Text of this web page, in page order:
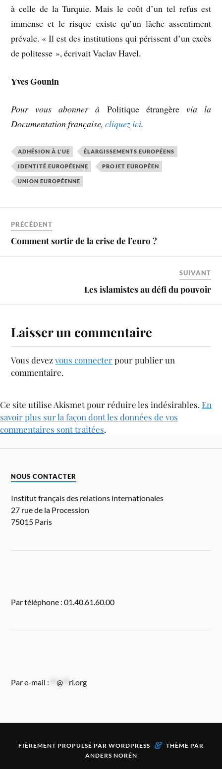
à celle de la Turquie. Mais le coût d’un tel refus est
immense et le risque existe qu’un lâche assentiment
prévale. « Il est des institutions qui périssent d’un excès
de politesse », écrivait Vaclav Havel.
Yves Gounin
Pour vous abonner à Politique étrangèrevia la
Documentation française,cliquez ici.
ADHÉSION À L'UE ÉLARGISSEMENTS EUROPÉENS
IDENTITÉ EUROPÉENNE PROJET EUROPÉEN
UNION EUROPÉENNE
PRÉCÉDENT
Comment sortir de la crise de l’euro ?
SUIVANT
Les islamistes au défi du pouvoir
Laisser un commentaire
Vous devezvous connecterpour publier un
commentaire.
Ce site utilise Akismet pour réduire les indésirables. En
savoir plus sur la façon dont les données de vos
commentaires sont traitées.
NOUS CONTACTER
Institut français des relations internationales
27 rue de la Procession
75015 Paris
Par téléphone : 01.40.61.60.00
Par e-mail : **@ ri.org
FIÈREMENT PROPULSÉ PAR WORDPRESS & THÈME PAR
ANDERS NORÉN